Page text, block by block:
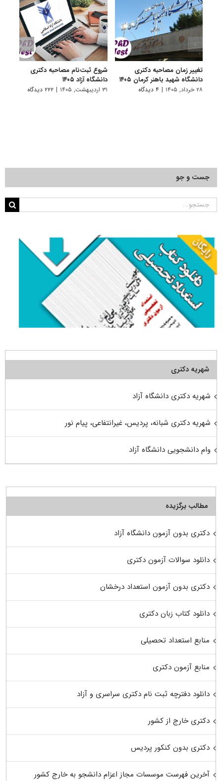
تغییر زمان مصاحبه دکتری
دانشگاه شهید باهنر کرمان ۱۴۰۵
۲۸ خرداد, ۱۴۰۵ | ۴ دیدگاه
شروع ثبت‌نام مصاحبه دکتری
دانشگاه آزاد ۱۴۰۵
۳۱ اردیبهشت, ۱۴۰۵ | ۲۲۲ دیدگاه
جست و جو
جستجو
شهریه دکتری
شهریه دکتری دانشگاه آزاد
شهریه دکتری شبانه، پردیس، غیرانتفاعی، پیام نور
وام دانشجویی دانشگاه آزاد
مطالب برگزیده
دکتری بدون آزمون دانشگاه آزاد
دانلود سوالات آزمون دکتری
دکتری بدون آزمون استعداد درخشان
دانلود کتاب زبان دکتری
منابع استعداد تحصیلی
منابع آزمون دکتری
دانلود دفترچه ثبت نام دکتری سراسری و آزاد
دکتری خارج از کشور
دکتری بدون کنکور پردیس
آخرین فهرست موسسات مجاز اعزام دانشجو به خارج کشور